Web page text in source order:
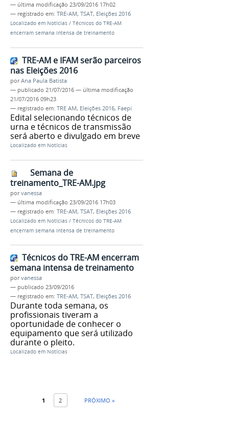
— última modificação 23/09/2016 17h02
— registrado em: TRE-AM, TSAT, Eleições 2016
Localizado em Notícias / Técnicos do TRE-AM
encerram semana intensa de treinamento
TRE-AM e IFAM serão parceiros
nas Eleições 2016
porAna Paula Batista
— publicado 21/07/2016 — última modificação
21/07/2016 09h23
— registrado em: TRE AM, Eleições 2016, Faepi
Edital selecionando técnicos de
urna e técnicos de transmissão
será aberto e divulgado em breve
Localizado em Notícias
Semana de
treinamento_TRE-AM.jpg
porvanessa
— última modificação 23/09/2016 17h03
— registrado em: TRE-AM, TSAT, Eleições 2016
Localizado em Notícias / Técnicos do TRE-AM
encerram semana intensa de treinamento
Técnicos do TRE-AM encerram
semana intensa de treinamento
porvanessa
— publicado 23/09/2016
— registrado em: TRE-AM, TSAT, Eleições 2016
Durante toda semana, os
profissionais tiveram a
oportunidade de conhecer o
equipamento que será utilizado
durante o pleito.
Localizado em Notícias
1 2 PRÓXIMO »